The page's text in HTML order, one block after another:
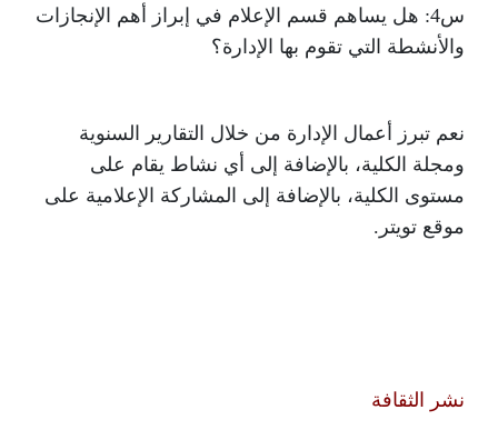
س4: هل يساهم قسم الإعلام في إبراز أهم الإنجازات
والأنشطة التي تقوم بها الإدارة؟
نعم تبرز أعمال الإدارة من خلال التقارير السنوية
ومجلة الكلية، بالإضافة إلى أي نشاط يقام على
مستوى الكلية، بالإضافة إلى المشاركة الإعلامية على
موقع تويتر.
نشر الثقافة